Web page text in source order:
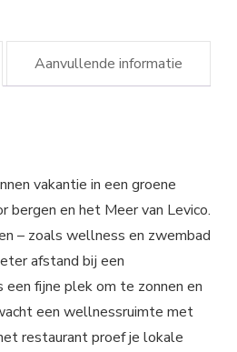
Aanvullende informatie
vakantie in een groene
bergen en het Meer van Levico.
– zoals wellness en zwembad
afstand bij een
fijne plek om te zonnen en
een wellnessruimte met
restaurant proef je lokale